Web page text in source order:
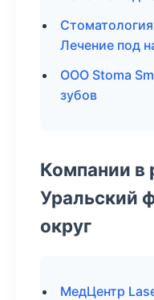
Лечение под
ООО Stoma
зубов
Компании в
Уральский
округ
МедЦентр